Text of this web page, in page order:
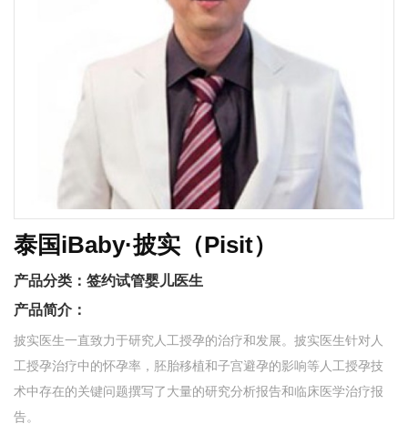
泰国iBaby·披实（Pisit）
产品分类： 签约试管婴儿医生
产品简介：
披实医生一直致力于研究人工授孕的治疗和发展。披实医生针对人
工授孕治疗中的怀孕率，胚胎移植和子宫避孕的影响等人工授孕技
术中存在的关键问题撰写了大量的研究分析报告和临床医学治疗报
告。